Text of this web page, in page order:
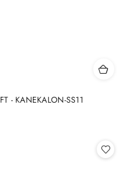
- KANEKALON-SS11